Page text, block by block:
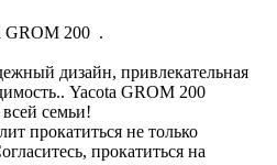
200 .
дизайн, привлекательная
Yacota GROM 200
семьи!
прокатиться не только
прокатиться на